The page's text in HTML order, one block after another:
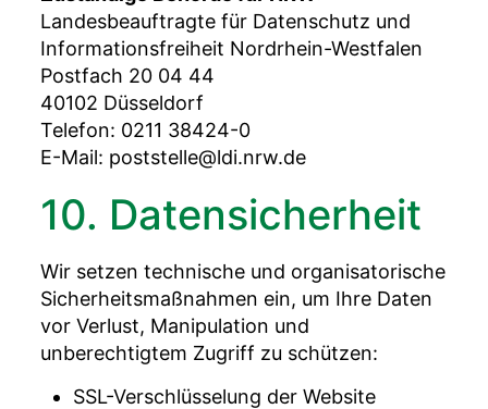
Landesbeauftragte für Datenschutz und
Informationsfreiheit Nordrhein-Westfalen
Postfach 20 04 44
40102 Düsseldorf
Telefon: 0211 38424-0
E-Mail: poststelle@ldi.nrw.de
10. Datensicherheit
Wir setzen technische und organisatorische
Sicherheitsmaßnahmen ein, um Ihre Daten
vor Verlust, Manipulation und
unberechtigtem Zugriff zu schützen:
SSL-Verschlüsselung der Website